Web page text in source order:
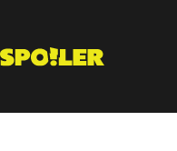
contenido